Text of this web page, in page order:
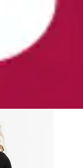
C-NK SHORT
€Rabatt